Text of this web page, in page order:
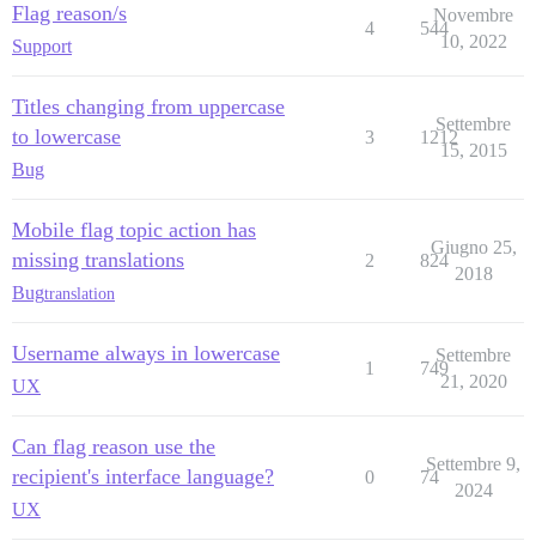
Flag reason/s
Support
4 544
Novembre
10, 2022
Titles changing from uppercase
to lowercase
Bug
3 1212
Settembre
15, 2015
Mobile flag topic action has
missing translations
Bugtranslation
2 824
Giugno 25,
2018
Username always in lowercase
UX
1 749
Settembre
21, 2020
Can flag reason use the
recipient's interface language?
UX
0 74
Settembre 9,
2024